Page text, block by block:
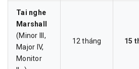
Tai nghe
Marshall
(Minor III,
Major IV,
Monitor
12 tháng 15